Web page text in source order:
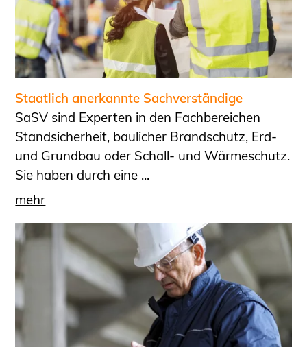
Staatlich anerkannte Sachverständige
SaSV sind Experten in den Fachbereichen
Standsicherheit, baulicher Brandschutz, Erd-
und Grundbau oder Schall- und Wärmeschutz.
Sie haben durch eine ...
mehr